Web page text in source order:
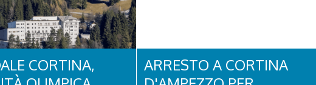
CORTINA,
ARRESTO A CORTINA